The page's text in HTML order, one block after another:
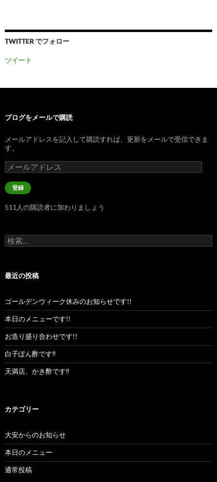
TWITTER でフォロー
ツイート
ブログをメールで購読
メールアドレスを記入して購読すれば、更新をメールで受信できま
す。
メ
ー
ル
ア
レ
登録
511人の購読者に加わりましょう
検
索:
最近の投稿
ゴールデンウィーク休みのお知らせです!!
本日のメニューです!!
お造り盛り合わせです!!
白子ぽん酢です‼︎
天満店、かき酢です‼︎
カテゴリー
大安からのお知らせ
本日のメニュー
通常投稿